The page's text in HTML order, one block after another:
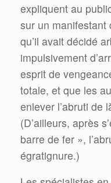
expliquent au
sur un manifestant
qu’il avait décidé
impulsivement
esprit de
totale, et que les
enlever l’abruti de
(D’ailleurs, après
barre de fer »,
égratignure.)